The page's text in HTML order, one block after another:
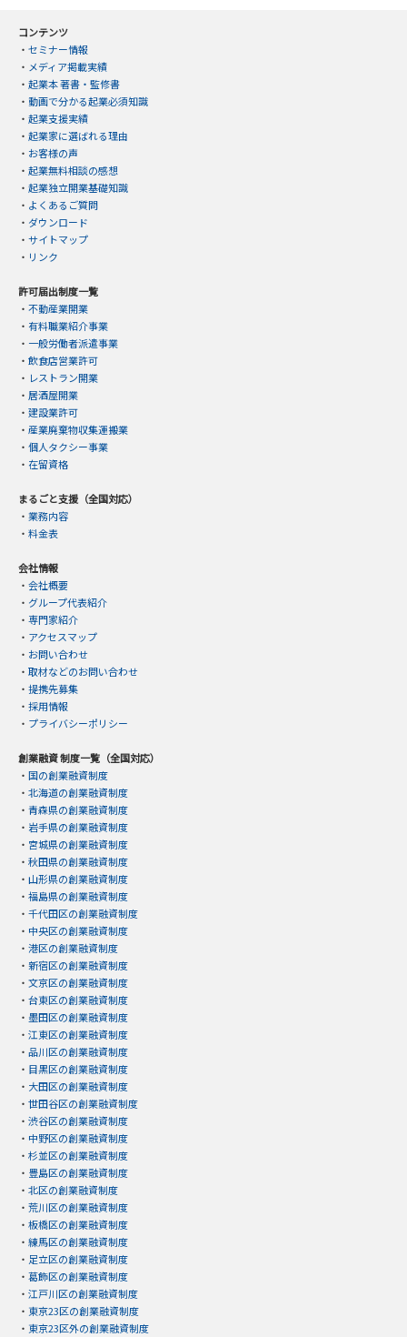
コンテンツ
・ セミナー情報
・ メディア掲載実績
・ 起業本 著書・監修書
・ 動画で分かる起業必須知識
・ 起業支援実績
・ 起業家に選ばれる理由
・ お客様の声
・ 起業無料相談の感想
・ 起業独立開業基礎知識
・ よくあるご質問
・ ダウンロード
・ サイトマップ
・ リンク
許可届出制度一覧
・ 不動産業開業
・ 有料職業紹介事業
・ 一般労働者派遣事業
・ 飲食店営業許可
・ レストラン開業
・ 居酒屋開業
・ 建設業許可
・ 産業廃棄物収集運搬業
・ 個人タクシー事業
・ 在留資格
まるごと支援（全国対応）
・ 業務内容
・ 料金表
会社情報
・ 会社概要
・ グループ代表紹介
・ 専門家紹介
・ アクセスマップ
・ お問い合わせ
・ 取材などのお問い合わせ
・ 提携先募集
・ 採用情報
・ プライバシーポリシー
創業融資 制度一覧（全国対応）
・ 国の創業融資制度
・ 北海道の創業融資制度
・ 青森県の創業融資制度
・ 岩手県の創業融資制度
・ 宮城県の創業融資制度
・ 秋田県の創業融資制度
・ 山形県の創業融資制度
・ 福島県の創業融資制度
・ 千代田区の創業融資制度
・ 中央区の創業融資制度
・ 港区の創業融資制度
・ 新宿区の創業融資制度
・ 文京区の創業融資制度
・ 台東区の創業融資制度
・ 墨田区の創業融資制度
・ 江東区の創業融資制度
・ 品川区の創業融資制度
・ 目黒区の創業融資制度
・ 大田区の創業融資制度
・ 世田谷区の創業融資制度
・ 渋谷区の創業融資制度
・ 中野区の創業融資制度
・ 杉並区の創業融資制度
・ 豊島区の創業融資制度
・ 北区の創業融資制度
・ 荒川区の創業融資制度
・ 板橋区の創業融資制度
・ 練馬区の創業融資制度
・ 足立区の創業融資制度
・ 葛飾区の創業融資制度
・ 江戸川区の創業融資制度
・ 東京23区の創業融資制度
・ 東京23区外の創業融資制度